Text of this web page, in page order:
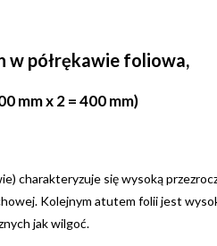
w półrękawie foliowa,
mm x 2 = 400 mm)
charakteryzuje się wysoką
Kolejnym atutem folii jest
jak wilgoć.